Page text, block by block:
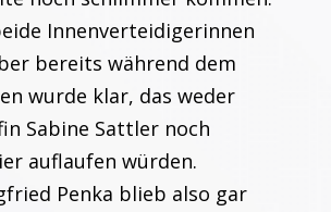
Innenverteidigerinnen
bereits während dem
wurde klar, das weder
Sabine Sattler noch
auflaufen würden.
Penka blieb also gar